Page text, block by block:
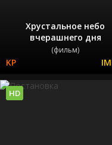
Хрустальное небо
вчерашнего дня
(фильм)
HD